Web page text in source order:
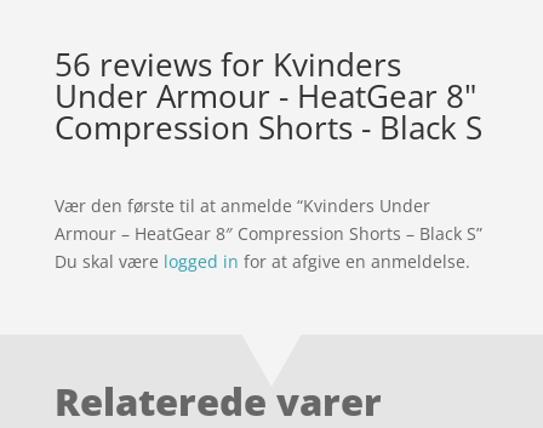
56 reviews for Kvinders
Under Armour - HeatGear 8"
Compression Shorts - Black S
Vær den første til at anmelde “Kvinders Under
Armour – HeatGear 8″ Compression Shorts – Black S”
Du skal være logged in for at afgive en anmeldelse.
Relaterede varer